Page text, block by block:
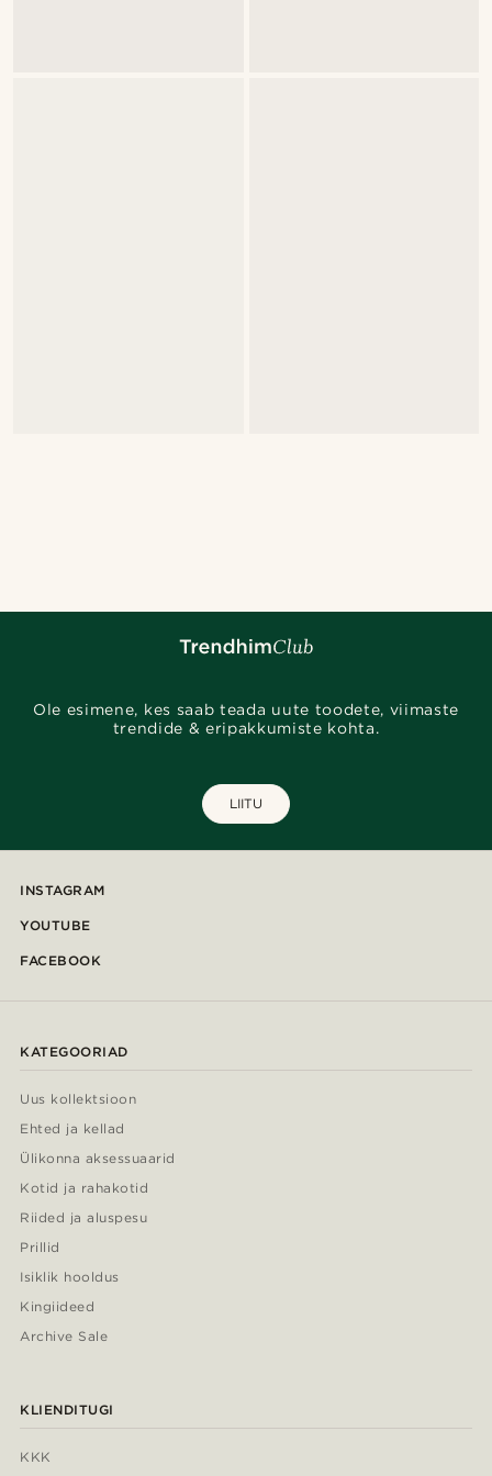
Ole esimene, kes saab teada uute toodete, viimaste
trendide & eripakkumiste kohta.
LIITU
INSTAGRAM
YOUTUBE
FACEBOOK
KATEGOORIAD
Uus kollektsioon
Ehted ja kellad
Ülikonna aksessuaarid
Kotid ja rahakotid
Riided ja aluspesu
Prillid
Isiklik hooldus
Kingiideed
Archive Sale
KLIENDITUGI
KKK